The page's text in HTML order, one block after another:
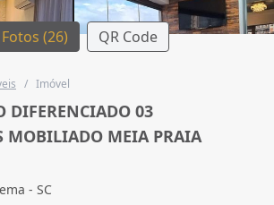
(26) QR Code
/ Imóvel
DIFERENCIADO 03
MOBILIADO MEIA PRAIA
- SC